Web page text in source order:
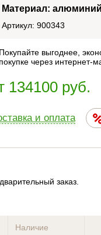
Материал: алюминий
Артикул: 900343
Покупайте выгоднее,
покупке через интернет-
134100 руб.
и оплата
заказ.
Наличие